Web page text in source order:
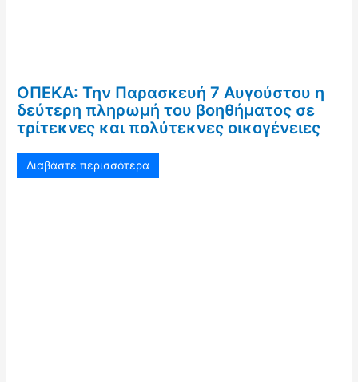
ΟΠΕΚΑ: Την Παρασκευή 7 Αυγούστου η
δεύτερη πληρωμή του βοηθήματος σε
τρίτεκνες και πολύτεκνες οικογένειες
Διαβάστε περισσότερα